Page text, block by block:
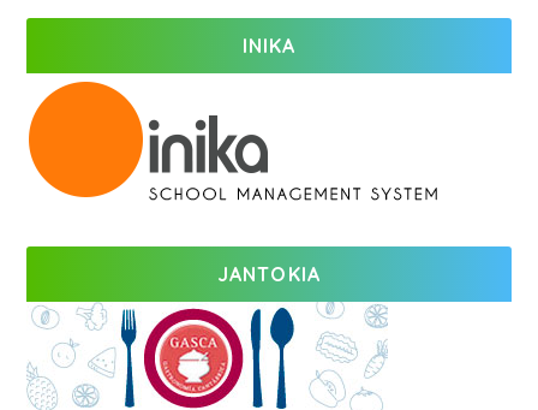
INIKA
JANTOKIA